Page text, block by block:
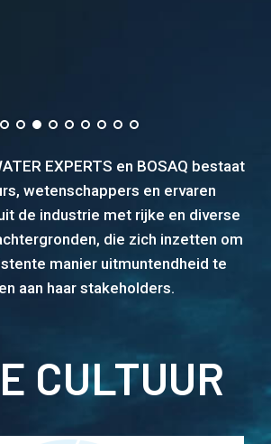
EXPERTS en BOSAQ bestaat
wetenschappers en ervaren
de industrie met rijke en diverse
die zich inzetten om
manier uitmuntendheid te
aan haar stakeholders.
CULTUUR